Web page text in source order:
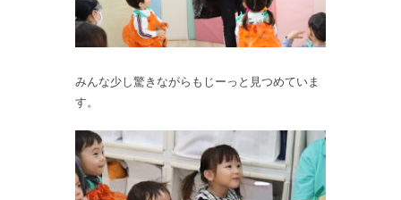
みんな少し驚きながらもじーっと見つめていま
す。